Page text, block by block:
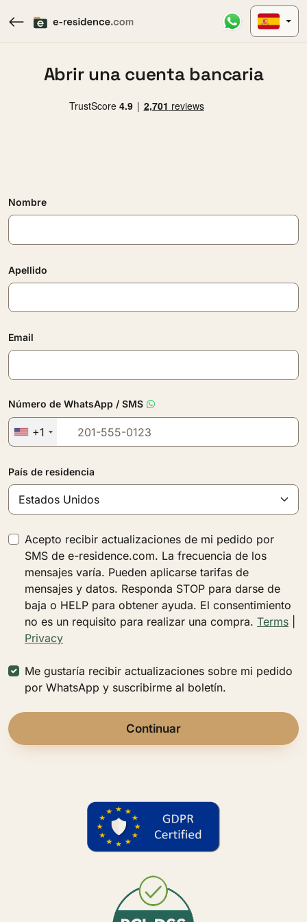
Abrir una cuenta bancaria
Nombre
Apellido
Email
Número de WhatsApp / SMS
+1
País de residencia
Acepto recibir actualizaciones de mi pedido por
SMS de e-residence.com. La frecuencia de los
mensajes varía. Pueden aplicarse tarifas de
mensajes y datos. Responda STOP para darse de
baja o HELP para obtener ayuda. El consentimiento
no es un requisito para realizar una compra. Terms
Privacy
Me gustaría recibir actualizaciones sobre mi pedido
por WhatsApp y suscribirme al boletín.
Continuar